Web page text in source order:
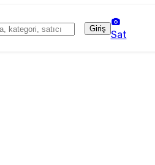
Giriş
Sat